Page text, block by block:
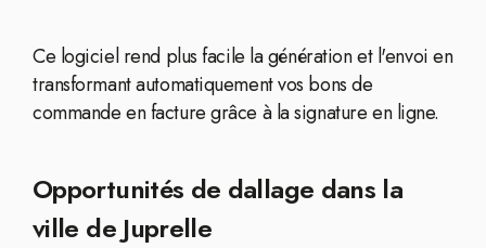
Ce logiciel rend plus facile la génération et l'envoi en
transformant automatiquement vos bons de
commande en facture grâce à la signature en ligne.
Opportunités de dallage dans la
ville de Juprelle